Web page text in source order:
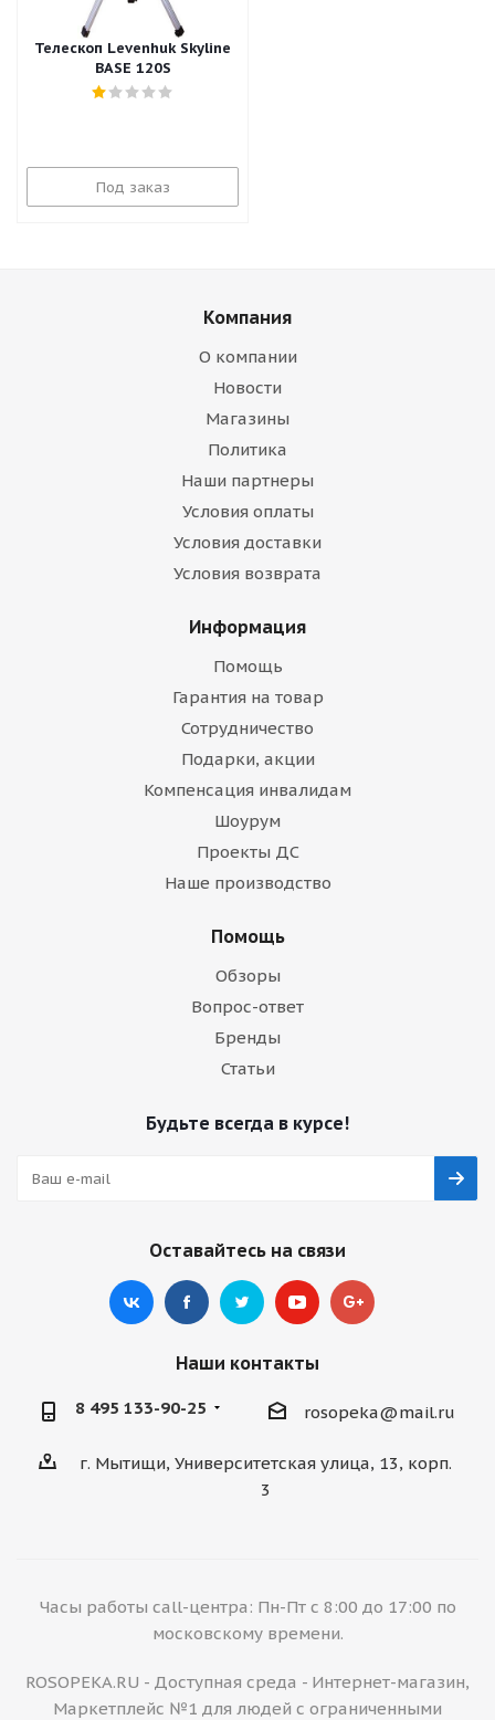
Телескоп Levenhuk Skyline
BASE 120S
Под заказ
Компания
О компании
Новости
Магазины
Политика
Наши партнеры
Условия оплаты
Условия доставки
Условия возврата
Информация
Помощь
Гарантия на товар
Сотрудничество
Подарки, акции
Компенсация инвалидам
Шоурум
Проекты ДС
Наше производство
Помощь
Обзоры
Вопрос-ответ
Бренды
Статьи
Будьте всегда в курсе!
Оставайтесь на связи
Наши контакты
8 495 133-90-25 rosopeka@mail.ru
г. Мытищи, Университетская улица, 13, корп.
3
Часы работы call-центра: Пн-Пт с 8:00 до 17:00 по
московскому времени.
ROSOPEKA.RU - Доступная среда - Интернет-магазин,
Маркетплейс №1 для людей с ограниченными